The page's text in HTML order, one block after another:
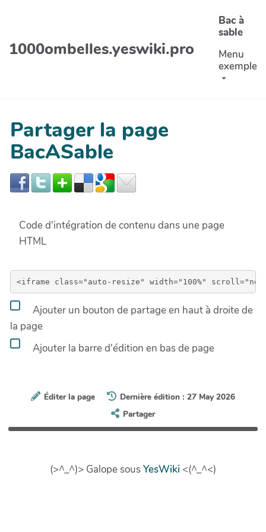
1000ombelles.yeswiki.pro
Bac à
sable
Menu
exemple
Partager la page
BacASable
Code d'intégration de contenu dans une page
HTML
Ajouter un bouton de partage en haut à droite de
la page
Ajouter la barre d'édition en bas de page
Éditer la page
Dernière édition : 27 May 2026
Partager
(>^_^)> Galope sousYesWiki <(^_^<)